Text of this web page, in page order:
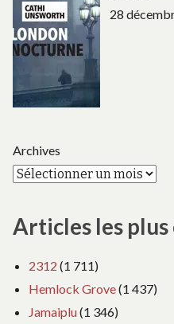
28
Archives
Articles les
2312 (1 711)
Hemlock Grove(1 437)
Jamaiplu(1 346)